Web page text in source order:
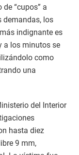
“cupos” a
demandas, los
indignante es
a los minutos se
como
una
del Interior
hasta diez
9 mm,